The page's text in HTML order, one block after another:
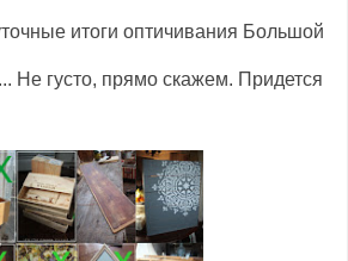
итоги оптичивания Большой
Не густо, прямо скажем. Придется